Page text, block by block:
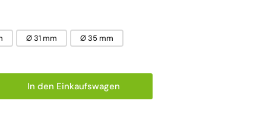
Ø 31 mm Ø 35 mm
für Konticur Urinalkondom Standard, Silikon, 30
erhöhen für Konticur Urinalkondom Standard,
In den Einkaufswagen